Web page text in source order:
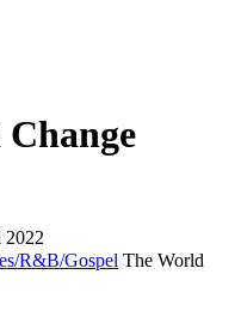
2022
R&B/Gospel The World